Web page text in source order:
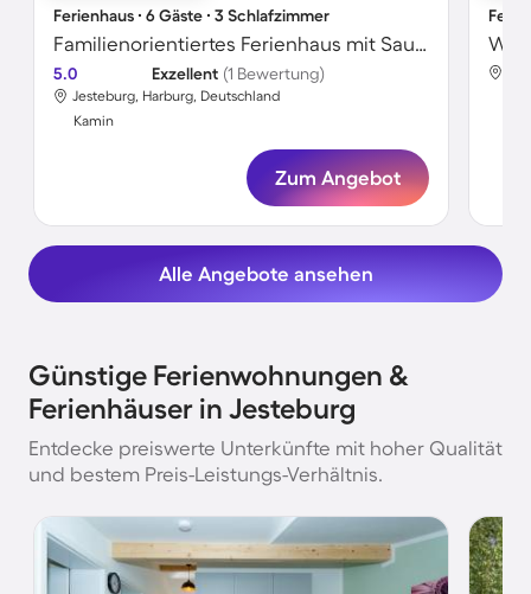
Ferienhaus ∙ 6 Gäste ∙ 3 Schlafzimmer
Familienorientiertes Ferienhaus mit Sauna, Garten und Terrasse
5.0 Exzellent (1 Bewertung)
Jesteburg, Harburg, Deutschland
Kamin
Zum Angebot
Alle Angebote ansehen
Günstige Ferienwohnungen &
Ferienhäuser in Jesteburg
Entdecke preiswerte Unterkünfte mit hoher Qualität
und bestem Preis-Leistungs-Verhältnis.